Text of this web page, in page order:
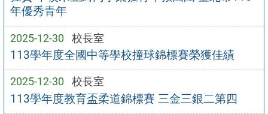
年優秀青年
2025-12-30 校長室
113學年度全國中等學校撞球錦標賽榮獲佳績
2025-12-30 校長室
113學年度教育盃柔道錦標賽 三金三銀二第四